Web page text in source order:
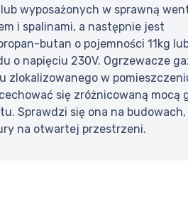
wyposażonych w sprawną
i spalinami, a następnie jest
butan o pojemności 11kg
o napięciu 230V. Ogrzewacze
zlokalizowanego w
się zróżnicowaną mocą
Sprawdzi się ona na
na otwartej przestrzeni.